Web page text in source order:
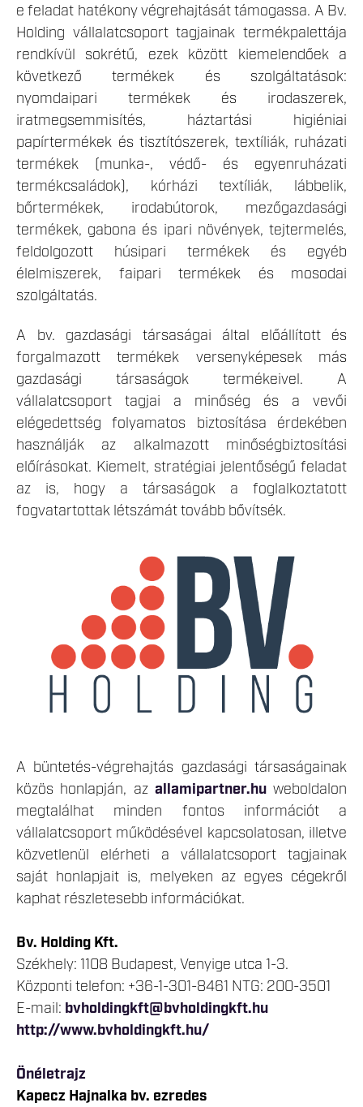
e feladat hatékony végrehajtását támogassa. A Bv.
Holding vállalatcsoport tagjainak termékpalettája
rendkívül sokrétű, ezek között kiemelendőek a
következő termékek és szolgáltatások:
nyomdaipari termékek és irodaszerek,
iratmegsemmisítés, háztartási higiéniai
papírtermékek és tisztítószerek, textíliák, ruházati
termékek (munka-, védő- és egyenruházati
termékcsaládok), kórházi textíliák, lábbelik,
bőrtermékek, irodabútorok, mezőgazdasági
termékek, gabona és ipari növények, tejtermelés,
feldolgozott húsipari termékek és egyéb
élelmiszerek, faipari termékek és mosodai
szolgáltatás.
A bv. gazdasági társaságai által előállított és
forgalmazott termékek versenyképesek más
gazdasági társaságok termékeivel. A
vállalatcsoport tagjai a minőség és a vevői
elégedettség folyamatos biztosítása érdekében
használják az alkalmazott minőségbiztosítási
előírásokat. Kiemelt, stratégiai jelentőségű feladat
az is, hogy a társaságok a foglalkoztatott
fogvatartottak létszámát tovább bővítsék.
A büntetés-végrehajtás gazdasági társaságainak
közös honlapján, az allamipartner.huweboldalon
megtalálhat minden fontos információt a
vállalatcsoport működésével kapcsolatosan, illetve
közvetlenül elérheti a vállalatcsoport tagjainak
saját honlapjait is, melyeken az egyes cégekről
kaphat részletesebb információkat.
Bv. Holding Kft.
Székhely: 1108 Budapest, Venyige utca 1-3.
Központi telefon: +36-1-301-8461 NTG: 200-3501
E-mail: bvholdingkft@bvholdingkft.hu
http://www.bvholdingkft.hu/
Önéletrajz
Kapecz Hajnalka bv. ezredes